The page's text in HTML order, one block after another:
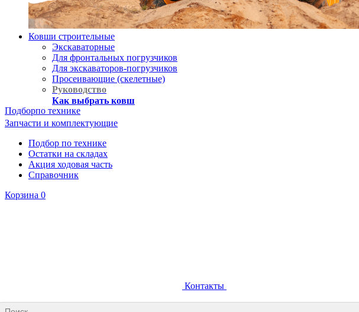
Ковши строительные
Экскаваторные
Для фронтальных погрузчиков
Для экскаваторов-погрузчиков
Просеивающие (скелетные)
Руководство
Как выбрать ковш
Подборпо технике
Запчасти и комплектующие
Подбор по технике
Остатки на складах
Акция ходовая часть
Справочник
Корзина 0
Контакты